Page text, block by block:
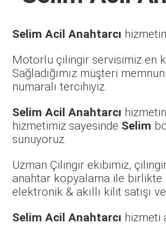
Selim Acil Anahtarcı
Motorlu çilingir servisimiz en
Sağladığımız müşteri
numaralı tercihiyiz.
Selim Acil Anahtarcı
hizmetimiz sayesinde Selim
sunuyoruz.
Uzman Çilingir ekibimiz,
anahtar kopyalama ile birlikte
elektronik & akıllı kilit satışı
Selim Acil Anahtarcı hizmeti